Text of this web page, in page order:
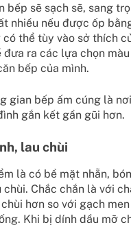
sẽ sạch sẽ, sang
nhiều nếu được ốp
có thể tùy vào sở thích
ra các lựa chọn màu
bếp của mình.
gian bếp ấm cúng là
gắn kết gần gũi hơn.
lau chùi
là có bề mặt nhẵn,
chùi. Chắc chắn là với
hơn so với gạch
Khi bị dính dầu mỡ